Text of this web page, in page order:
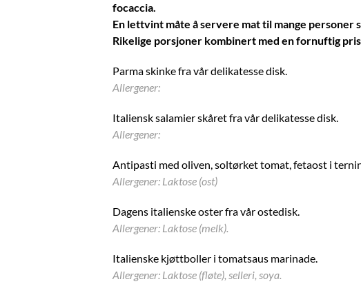
focaccia.
En lettvint måte å servere mat til mange personer
Rikelige porsjoner kombinert med en fornuftig
Parma skinke fra vår delikatesse disk.
Allergener:
Italiensk salamier skåret fra vår delikatesse disk.
Allergener:
Antipasti med oliven, soltørket tomat, fetaost i
Allergener: Laktose (ost)
Dagens italienske oster fra vår ostedisk.
Allergener: Laktose (melk).
Italienske kjøttboller i tomatsaus marinade.
Allergener: Laktose (fløte), selleri, soya.